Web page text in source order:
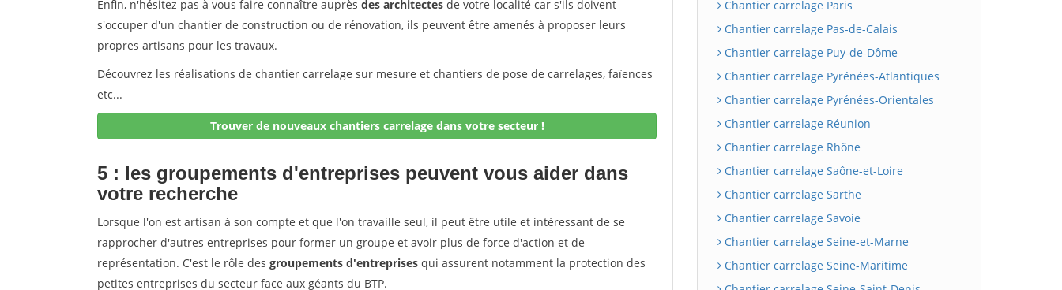
Enfin, n'hésitez pas à vous faire connaître auprès des architectes de votre localité car s'ils doivent
s'occuper d'un chantier de construction ou de rénovation, ils peuvent être amenés à proposer leurs
propres artisans pour les travaux.
Découvrez les réalisations de chantier carrelage sur mesure et chantiers de pose de carrelages, faïences
etc...
Trouver de nouveaux chantiers carrelage dans votre secteur !
5 : les groupements d'entreprises peuvent vous aider dans
votre recherche
Lorsque l'on est artisan à son compte et que l'on travaille seul, il peut être utile et intéressant de se
rapprocher d'autres entreprises pour former un groupe et avoir plus de force d'action et de
représentation. C'est le rôle des groupements d'entreprises qui assurent notamment la protection des
petites entreprises du secteur face aux géants du BTP.
Chantier carrelage Paris
Chantier carrelage Pas-de-Calais
Chantier carrelage Puy-de-Dôme
Chantier carrelage Pyrénées-Atlantiques
Chantier carrelage Pyrénées-Orientales
Chantier carrelage Réunion
Chantier carrelage Rhône
Chantier carrelage Saône-et-Loire
Chantier carrelage Sarthe
Chantier carrelage Savoie
Chantier carrelage Seine-et-Marne
Chantier carrelage Seine-Maritime